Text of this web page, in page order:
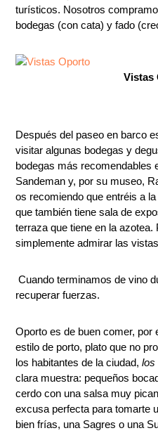
turísticos. Nosotros
bodegas (con cata) y fado
Vistas
Después del paseo en barco
visitar algunas bodegas y
bodegas más recomendables
Sandeman y, por su museo,
os recomiendo que entréis a
que también tiene sala de
terraza que tiene en la azotea.
simplemente admirar las
Cuando terminamos de vino
recuperar fuerzas.
Oporto es de buen comer,
estilo de porto, plato que no
los habitantes de la ciudad,los
clara muestra: pequeños
cerdo con una salsa muy
excusa perfecta para tomarte
bien frías, una Sagres o una